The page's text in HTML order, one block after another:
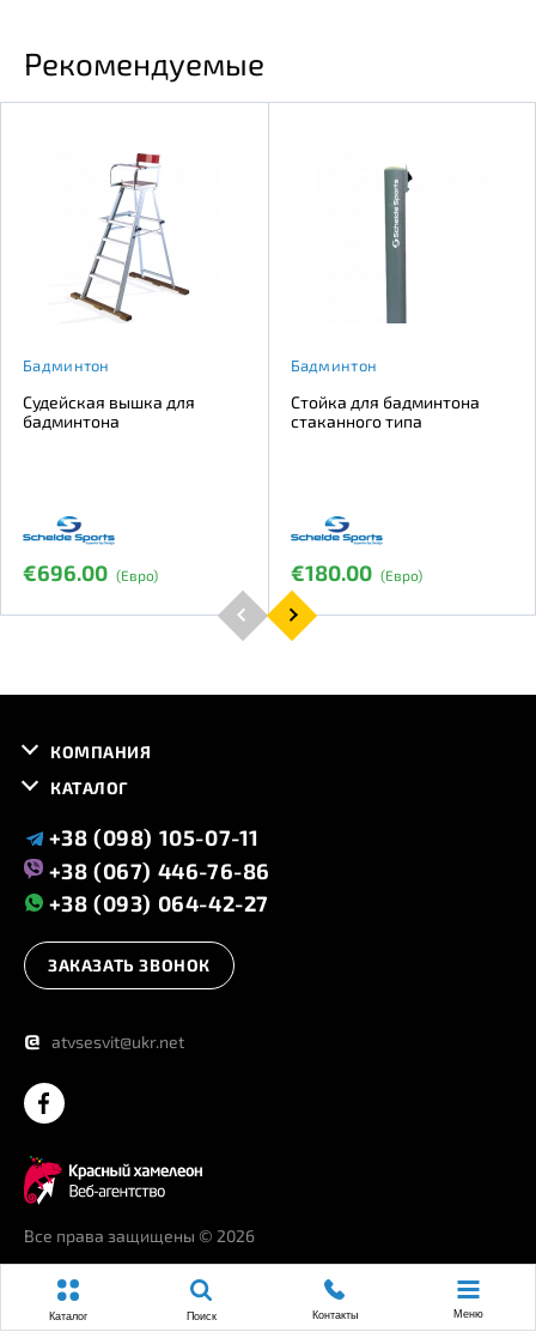
Каталог Поиск Контакты Меню
Рекомендуемые
Бадминтон
Судейская вышка для
бадминтона
€696.00 (Евро)
Бадминтон
Стойка для бадминтона
стаканного типа
€180.00 (Евро)
Все права защищены © 2026
КОМПАНИЯ
КАТАЛОГ
+38 (098) 105-07-11
+38 (067) 446-76-86
+38 (093) 064-42-27
ЗАКАЗАТЬ ЗВОНОК
@ atvsesvit@ukr.net